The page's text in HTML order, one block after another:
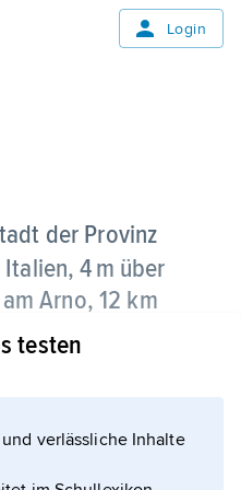
Login
der Provinz
4 m über
Arno, 12 km
87 200
testen
verlässliche Inhalte